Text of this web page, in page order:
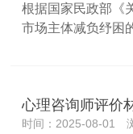
根据国家民政部《
市场主体减负纾困
心理咨询师评价
时间：2025-08-01